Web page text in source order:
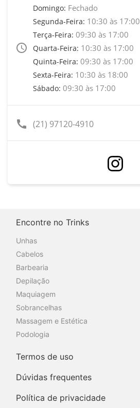
access_time
Domingo: Fechado
Segunda-Feira: 10:30 às 17:00
Terça-Feira: 09:30 às 17:00
Quarta-Feira: 10:30 às 17:00
Quinta-Feira: 09:30 às 17:00
Sexta-Feira: 10:30 às 18:00
Sábado: 09:30 às 17:00
call (21) 97120-4910
Encontre no Trinks
Unhas
Cabelos
Barbearia
Depilação
Maquiagem
Sobrancelhas
Massagem e Estética
Podologia
Termos de uso
Dúvidas frequentes
Política de privacidade